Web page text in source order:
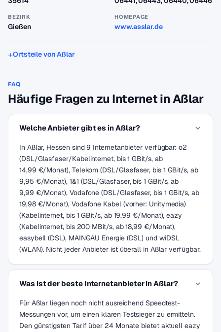
BEZIRK
Gießen
HOMEPAGE
www.asslar.de
Ortsteile von Aßlar
FAQ
Häufige Fragen zu Internet in Aßlar
Welche Anbieter gibt es in Aßlar?
In Aßlar, Hessen sind 9 Internetanbieter verfügbar: o2
(DSL/Glasfaser/Kabelinternet, bis 1 GBit/s, ab
14,99 €/Monat), Telekom (DSL/Glasfaser, bis 1 GBit/s, ab
9,95 €/Monat), 1&1 (DSL/Glasfaser, bis 1 GBit/s, ab
9,99 €/Monat), Vodafone (DSL/Glasfaser, bis 1 GBit/s, ab
19,98 €/Monat), Vodafone Kabel (vorher: Unitymedia)
(Kabelinternet, bis 1 GBit/s, ab 19,99 €/Monat), eazy
(Kabelinternet, bis 200 MBit/s, ab 18,99 €/Monat),
easybell (DSL), MAINGAU Energie (DSL) und wiDSL
(WLAN). Nicht jeder Anbieter ist überall in Aßlar verfügbar.
Was ist der beste Internetanbieter in Aßlar?
Für Aßlar liegen noch nicht ausreichend Speedtest-
Messungen vor, um einen klaren Testsieger zu ermitteln.
Den günstigsten Tarif über 24 Monate bietet aktuell eazy